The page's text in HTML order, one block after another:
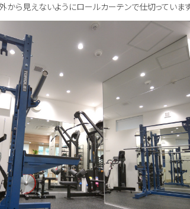
から見えないようにロールカーテンで仕切っていま